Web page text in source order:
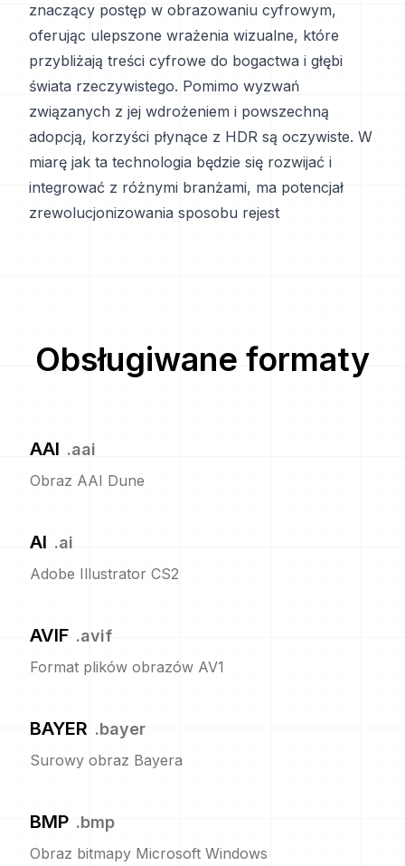
znaczący postęp w obrazowaniu cyfrowym,
oferując ulepszone wrażenia wizualne, które
przybliżają treści cyfrowe do bogactwa i głębi
świata rzeczywistego. Pomimo wyzwań
związanych z jej wdrożeniem i powszechną
adopcją, korzyści płynące z HDR są oczywiste. W
miarę jak ta technologia będzie się rozwijać i
integrować z różnymi branżami, ma potencjał
zrewolucjonizowania sposobu rejest
Obsługiwane formaty
AAI .aai
Obraz AAI Dune
AI .ai
Adobe Illustrator CS2
AVIF .avif
Format plików obrazów AV1
BAYER .bayer
Surowy obraz Bayera
BMP .bmp
Obraz bitmapy Microsoft Windows